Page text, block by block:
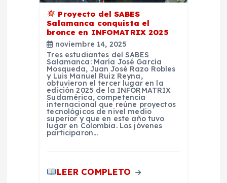
Proyecto del SABES
Salamanca conquista el
bronce en INFOMATRIX 2025
noviembre 14, 2025
Tres estudiantes del SABES
Salamanca: María José García
Mosqueda, Juan José Razo Robles
y Luis Manuel Ruiz Reyna,
obtuvieron el tercer lugar en la
edición 2025 de la INFORMATRIX
Sudamérica, competencia
internacional que reúne proyectos
tecnológicos de nivel medio
superior y que en este año tuvo
lugar en Colombia. Los jóvenes
participaron…
LEER COMPLETO